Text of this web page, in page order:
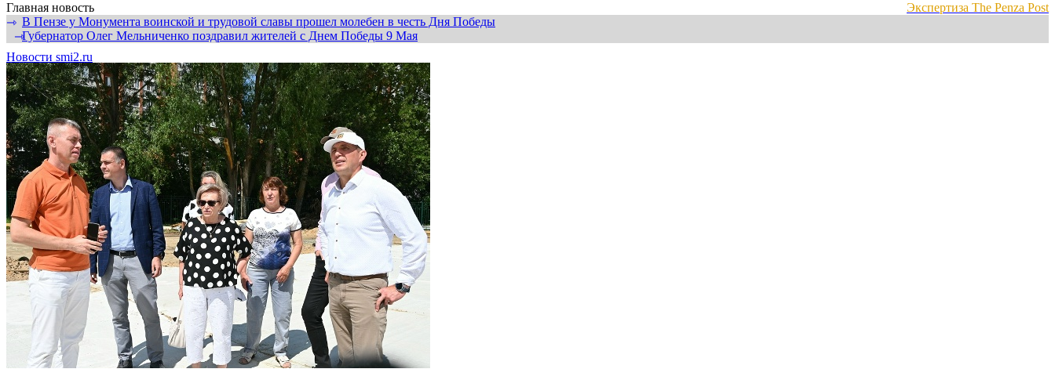
Главная новость
Экспертиза The Penza Post
⇾ В Пензе у Монумента воинской и трудовой славы прошел молебен в честь Дня Победы
⇾Губернатор Олег Мельниченко поздравил жителей с Днем Победы 9 Мая
Новости smi2.ru